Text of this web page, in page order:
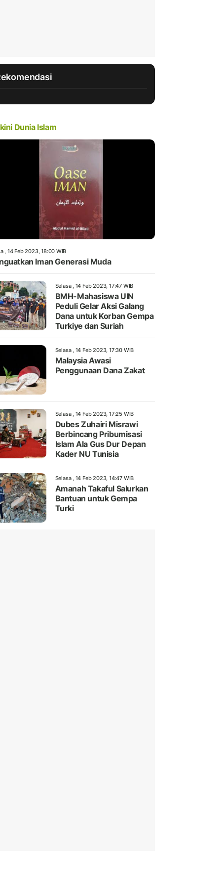
Dunia Islam
, 14 Feb 2023, 18:00 WIB
Iman Generasi Muda
Selasa , 14 Feb 2023, 17:47 WIB
BMH-Mahasiswa UIN
Peduli Gelar Aksi Galang
Dana untuk Korban Gempa
Turkiye dan Suriah
Selasa , 14 Feb 2023, 17:30 WIB
Malaysia Awasi
Penggunaan Dana Zakat
Selasa , 14 Feb 2023, 17:25 WIB
Dubes Zuhairi Misrawi
Berbincang Pribumisasi
Islam Ala Gus Dur Depan
Kader NU Tunisia
Selasa , 14 Feb 2023, 14:47 WIB
Amanah Takaful Salurkan
Bantuan untuk Gempa
Turki